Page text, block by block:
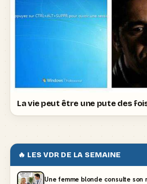
La vie peut être une pute des
🔥 LES VDR DE LA SEMAINE
Une femme blonde consulte son